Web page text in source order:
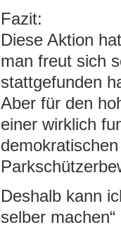
Fazit:
Diese Aktion
man freut sich
stattgefunden
Aber für den
einer wirklich
Deshalb kann
selber